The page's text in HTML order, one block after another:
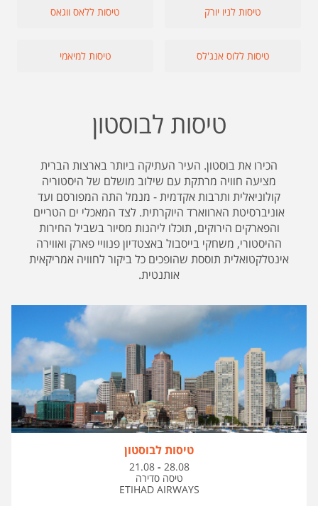
טיסות לניו יורק טיסות ללאס ווגאס
טיסות ללוס אנג'לס טיסות למיאמי
טיסות לבוסטון
הכירו את בוסטון. העיר העתיקה ביותר בארצות הברית
מציעה חוויה מרתקת עם שילוב מושלם של היסטוריה
קולוניאלית ותרבות אקדמית - מנמל התה המפורסם ועד
אוניברסיטת הארווארד היוקרתית. לצד המאכלי ים הטריים
והפארקים הירוקים, תוכלו ליהנות מסיור בשביל החירות
ההיסטורי, משחקי בייסבול באצטדיון פנוויי פארק ואווירה
אינטלקטואלית תוססת שהופכים כל ביקור לחוויה אמריקאית
אותנטית.
טיסות לבוסטון
בין
התאריכים,
21.08 - 28.08
טיסה סדירה
ETIHAD AIRWAYS